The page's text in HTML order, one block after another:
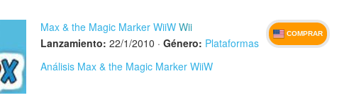
Max & the Magic Marker WiiW Wii
Lanzamiento: 22/1/2010 · Género: Plataformas
COMPRAR
Análisis Max & the Magic Marker WiiW